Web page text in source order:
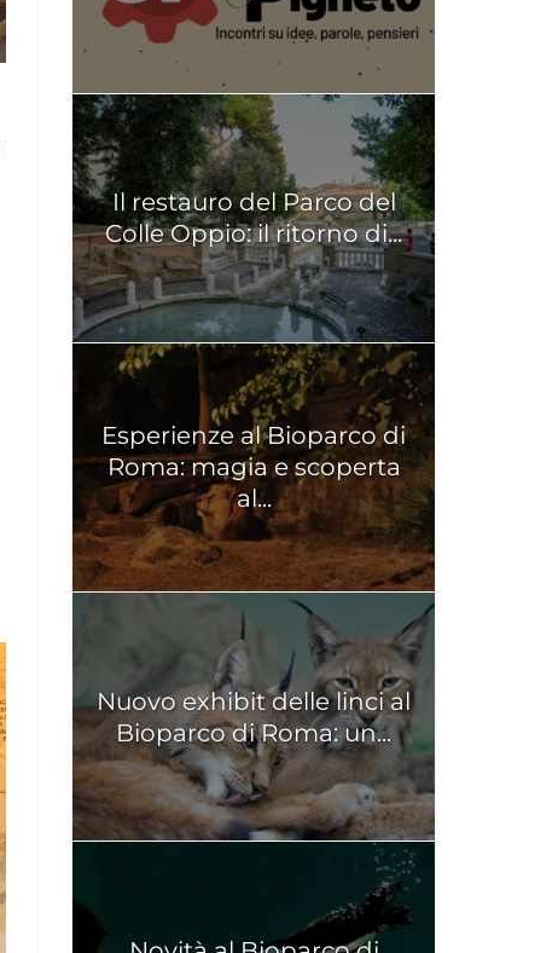
Il restauro del Parco del
Colle Oppio: il ritorno di...
Esperienze al Bioparco di
Roma: magia e scoperta
al...
Nuovo exhibit delle linci al
Bioparco di Roma: un...